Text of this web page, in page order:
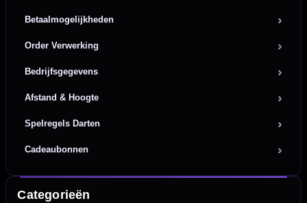
Betaalmogelijkheden
Order Verwerking
Bedrijfsgegevens
Afstand & Hoogte
Spelregels Darten
Cadeaubonnen
Categorieën